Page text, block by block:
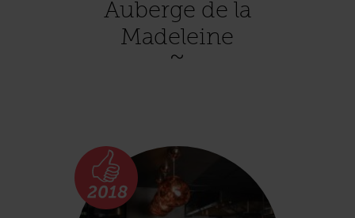
Auberge de la
Madeleine